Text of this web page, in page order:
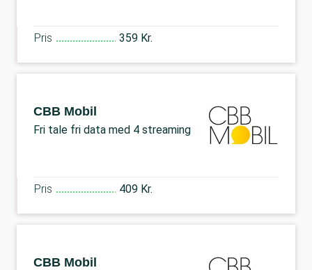
Pris 359 Kr.
CBB Mobil
Fri tale fri data med 4 streaming
Pris 409 Kr.
CBB Mobil